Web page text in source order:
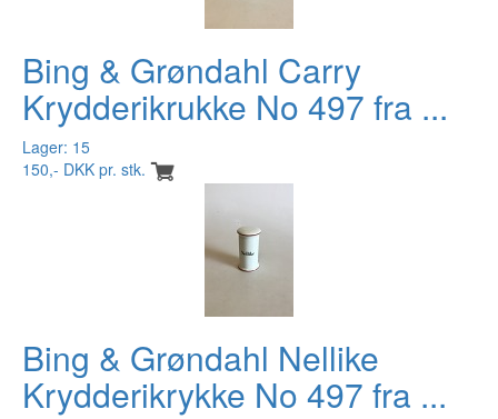
Bing & Grøndahl Carry
Krydderikrukke No 497 fra ...
Lager: 15
150,- DKK pr. stk.
Bing & Grøndahl Nellike
Krydderikrykke No 497 fra ...